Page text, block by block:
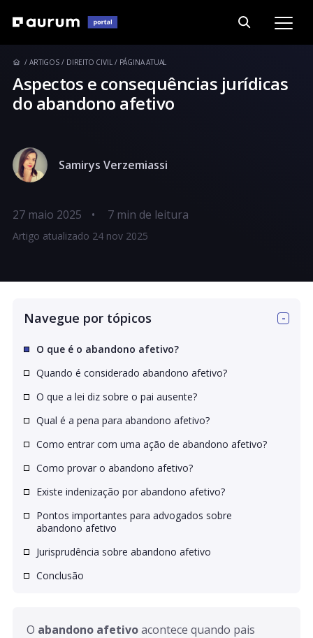
ARTIGOS DIREITO CIVIL PÁGINA ATUAL
Aspectos e consequências jurídicas
do abandono afetivo
Samirys Verzemiassi
27 maio 2025 •
Artigo atualizado 24 nov 2025
Navegue por tópicos
O que é o abandono afetivo?
Quando é considerado abandono afetivo?
O que a lei diz sobre o pai ausente?
Qual é a pena para abandono afetivo?
Como entrar com uma ação de abandono afetivo?
Como provar o abandono afetivo?
Existe indenização por abandono afetivo?
Pontos importantes para advogados sobre
abandono afetivo
Jurisprudência sobre abandono afetivo
Conclusão
O abandono afetivo acontece quando pais